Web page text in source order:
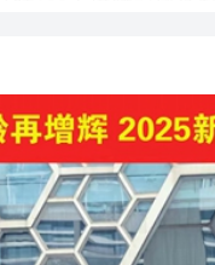
浙江樂清二次登陸
加者共創世界紀錄